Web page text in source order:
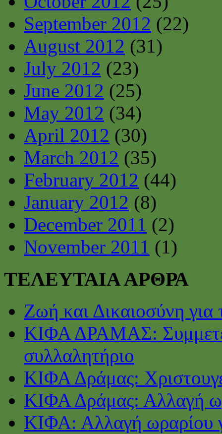
September 2012 (22)
August 2012 (31)
July 2012 (23)
June 2012 (25)
May 2012 (34)
April 2012 (30)
March 2012 (35)
February 2012 (44)
January 2012 (8)
December 2011 (2)
November 2011 (1)
ΤΕΛΕΥΤΑΙΑ ΑΡΘΡΑ
Ζωή και Δικαιοσύνη για
ΚΙΦΑ ΔΡΑΜΑΣ:
συλλαλητήριο
ΚΙΦΑ Δράμας:
ΚΙΦΑ Δράμας: Αλλαγή
ΚΙΦΑ: Αλλαγή ωραρίου